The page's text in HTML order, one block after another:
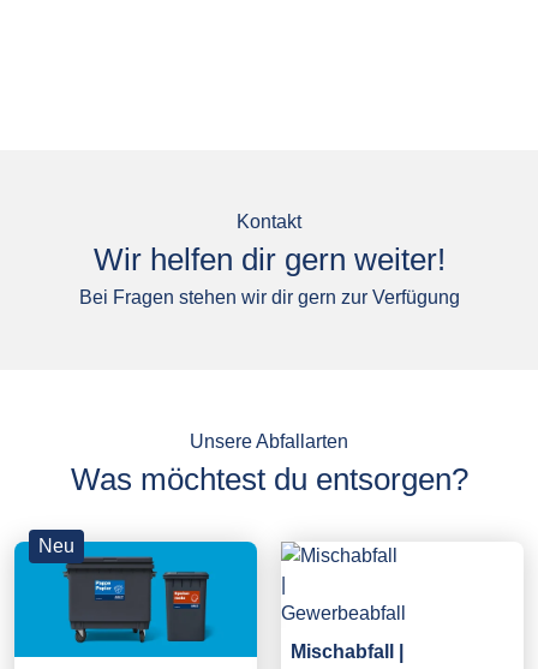
Kontakt
Wir helfen dir gern weiter!
Bei Fragen stehen wir dir gern zur Verfügung
Unsere Abfallarten
Was möchtest du entsorgen?
Neu
Mischabfall |